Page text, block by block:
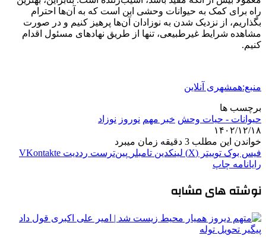
راه برای کمک به حیوانات وحشی این است که به آن‌ها احترام
بگذاریم، از نزدیک شدن به نوزادان آن‌ها پرهیز کنیم و در صورت
مشاهده شرایط غیرطبیعی، تنها از طریق نهادهای مسئول اقدام
کنیم.
منبع:همشهری آنلاین
برچسب ها
حیوانات - حیات وحش خبر مهم نوروز نوزاد
۱۴۰۲/۱۲/۱۸
خواندن این مطلب 3 دقیقه زمان میبرد
فیس بوک توییتر (X) لینکدین ‫تامبلر ‫پین‌ترست ‫رددیت ‫VKontakte
رایانامه چاپ
نوشته های مشابه